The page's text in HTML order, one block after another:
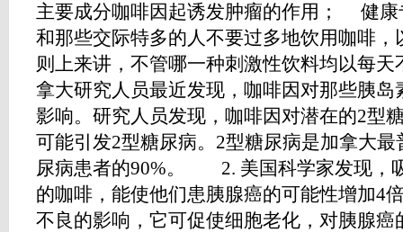
主要成分咖啡因起诱发肿瘤的作用； 健康
和那些交际特多的人不要过多地饮用咖啡，
则上来讲，不管哪一种刺激性饮料均以每
拿大研究人员最近发现，咖啡因对那些胰
影响。研究人员发现，咖啡因对潜在的2型
可能引发2型糖尿病。2型糖尿病是加拿大
尿病患者的90%。 2. 美国科学家发现，
的咖啡，能使他们患胰腺癌的可能性增加4
不良的影响，它可促使细胞老化，对胰腺